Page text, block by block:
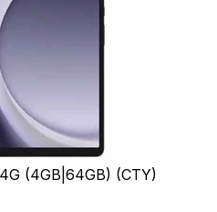
(4GB|64GB) (CTY)